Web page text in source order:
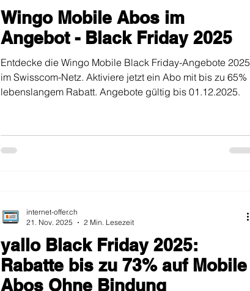
Wingo Mobile Abos im
Angebot - Black Friday 2025
Entdecke die Wingo Mobile Black Friday-Angebote 2025
im Swisscom-Netz. Aktiviere jetzt ein Abo mit bis zu 65%
lebenslangem Rabatt. Angebote gültig bis 01.12.2025.
yallo Black Friday 2025:
Rabatte bis zu 73% auf Mobile
Abos Ohne Bindung
internet-offer.ch
21. Nov. 2025
2 Min. Lesezeit